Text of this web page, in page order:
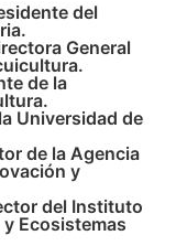
del
General
de la
Universidad de
de la Agencia
y
del Instituto
Ecosistemas